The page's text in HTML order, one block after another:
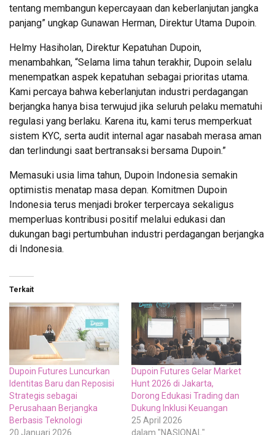
tentang membangun kepercayaan dan keberlanjutan jangka
panjang” ungkap Gunawan Herman, Direktur Utama Dupoin.
Helmy Hasiholan, Direktur Kepatuhan Dupoin,
menambahkan, “Selama lima tahun terakhir, Dupoin selalu
menempatkan aspek kepatuhan sebagai prioritas utama.
Kami percaya bahwa keberlanjutan industri perdagangan
berjangka hanya bisa terwujud jika seluruh pelaku mematuhi
regulasi yang berlaku. Karena itu, kami terus memperkuat
sistem KYC, serta audit internal agar nasabah merasa aman
dan terlindungi saat bertransaksi bersama Dupoin.”
Memasuki usia lima tahun, Dupoin Indonesia semakin
optimistis menatap masa depan. Komitmen Dupoin
Indonesia terus menjadi broker terpercaya sekaligus
memperluas kontribusi positif melalui edukasi dan
dukungan bagi pertumbuhan industri perdagangan berjangka
di Indonesia.
Terkait
Dupoin Futures Luncurkan
Identitas Baru dan Reposisi
Strategis sebagai
Perusahaan Berjangka
Berbasis Teknologi
20 Januari 2026
Dupoin Futures Gelar Market
Hunt 2026 di Jakarta,
Dorong Edukasi Trading dan
Dukung Inklusi Keuangan
25 April 2026
dalam "NASIONAL"